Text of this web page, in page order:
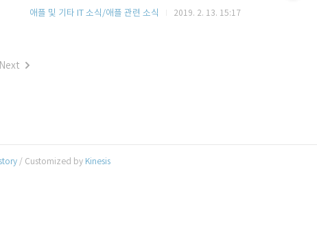
통해 배포되고 있는 macOS용 Crack 버전 패키지 내부에
애플 및 기타 IT 소식/애플 관련 소식 2019. 2. 13. 15:17
Next
/ Customized by Kinesis